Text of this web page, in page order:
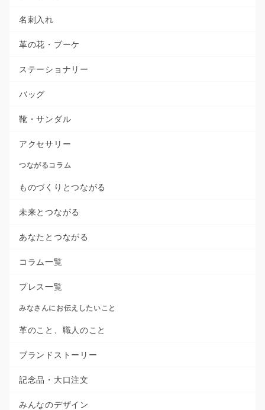
名刺入れ
革の花・ブーケ
ステーショナリー
バッグ
靴・サンダル
アクセサリー
つながるコラム
ものづくりとつながる
未来とつながる
あなたとつながる
コラム一覧
プレス一覧
みなさんにお伝えしたいこと
革のこと、職人のこと
ブランドストーリー
記念品・大口注文
みんなのデザイン